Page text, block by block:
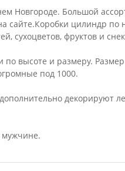
Новгороде. Большой
сайте.Коробки цилиндр по
сухоцветов, фруктов и
высоте и размеру. Размер
под 1000.
декорируют
мужчине.